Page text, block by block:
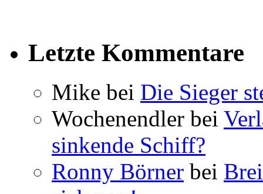
Letzte Kommentare
Mike bei Die Sieger
Wochenendler bei
sinkende Schiff?
Ronny Börner bei